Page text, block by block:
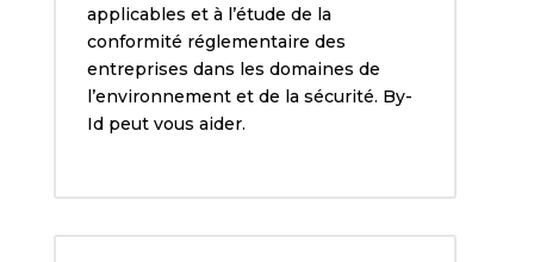
applicables et à l’étude de la
conformité réglementaire des
entreprises dans les domaines de
l’environnement et de la sécurité. By-
Id peut vous aider.